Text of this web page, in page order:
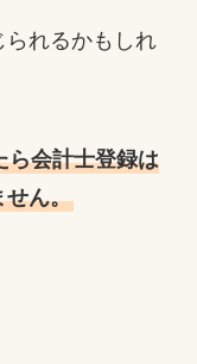
れるかもしれ
ら会計士登録は
せん。